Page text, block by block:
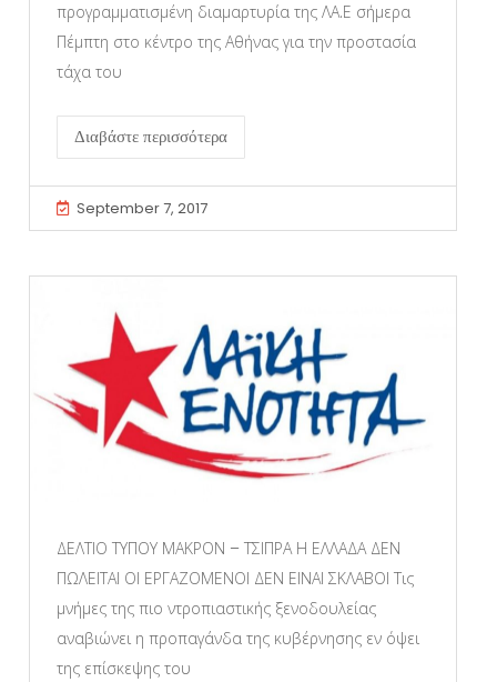
προγραμματισμένη διαμαρτυρία της ΛΑ.Ε σήμερα
Πέμπτη στο κέντρο της Αθήνας για την προστασία
τάχα του
Διαβάστε περισσότερα
September 7, 2017
ΔΕΛΤΙΟ ΤΥΠΟΥ ΜΑΚΡΟΝ – ΤΣΙΠΡΑ Η ΕΛΛΑΔΑ ΔΕΝ
ΠΩΛΕΙΤΑΙ ΟΙ ΕΡΓΑΖΟΜΕΝΟΙ ΔΕΝ ΕΙΝΑΙ ΣΚΛΑΒΟΙ Τις
μνήμες της πιο ντροπιαστικής ξενοδουλείας
αναβιώνει η προπαγάνδα της κυβέρνησης εν όψει
της επίσκεψης του